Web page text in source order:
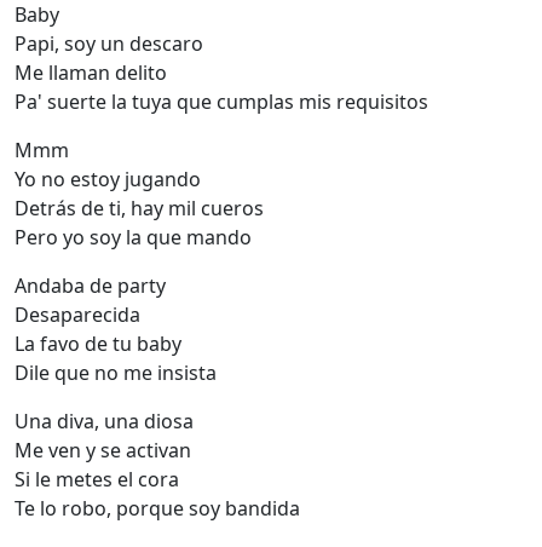
Baby
Papi, soy un descaro
Me llaman delito
Pa' suerte la tuya que cumplas mis requisitos
Mmm
Yo no estoy jugando
Detrás de ti, hay mil cueros
Pero yo soy la que mando
Andaba de party
Desaparecida
La favo de tu baby
Dile que no me insista
Una diva, una diosa
Me ven y se activan
Si le metes el cora
Te lo robo, porque soy bandida